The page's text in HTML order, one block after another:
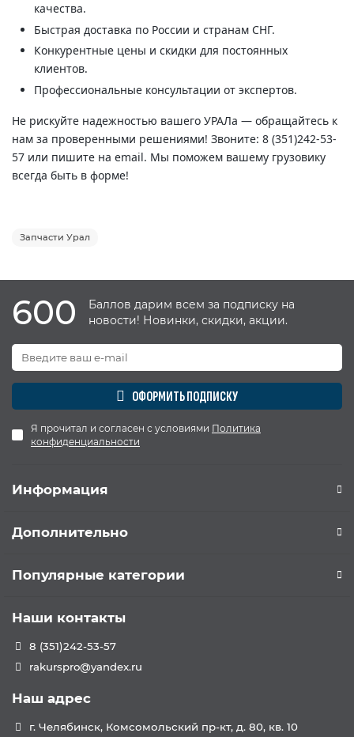
качества.
Быстрая доставка по России и странам СНГ.
Конкурентные цены и скидки для постоянных
клиентов.
Профессиональные консультации от экспертов.
Не рискуйте надежностью вашего УРАЛа — обращайтесь к
нам за проверенными решениями! Звоните: 8 (351)242-53-
57 или пишите на email. Мы поможем вашему грузовику
всегда быть в форме!
Запчасти Урал
600
Баллов дарим всем за подписку на
новости! Новинки, скидки, акции.
ОФОРМИТЬ ПОДПИСКУ
Я прочитал и согласен с условиями Политика
конфиденциальности
Информация
Дополнительно
Популярные категории
Наши контакты
8 (351)242-53-57
rakurspro@yandex.ru
Наш адрес
г. Челябинск, Комсомольский пр-кт, д. 80, кв. 10